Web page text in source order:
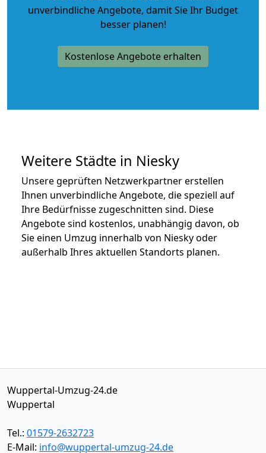
unverbindliche Angebote, damit Sie Ihr Budget
besser planen!
Kostenlose Angebote erhalten
Weitere Städte in Niesky
Unsere geprüften Netzwerkpartner erstellen
Ihnen unverbindliche Angebote, die speziell auf
Ihre Bedürfnisse zugeschnitten sind. Diese
Angebote sind kostenlos, unabhängig davon, ob
Sie einen Umzug innerhalb von Niesky oder
außerhalb Ihres aktuellen Standorts planen.
Wuppertal-Umzug-24.de
Wuppertal
Tel.: 01579-2632723
E-Mail: info@wuppertal-umzug-24.de